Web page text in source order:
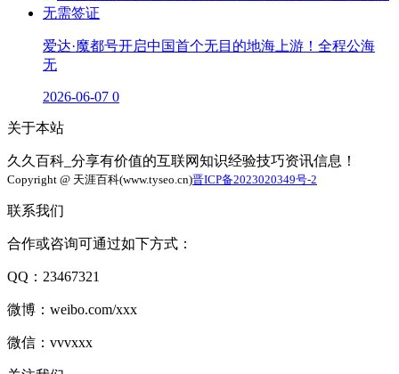
爱达·魔都号开启中国首个无目的地海上游！全程公海
无
2026-06-07 0
关于本站
久久百科_分享有价值的互联网知识经验技巧资讯信息！
Copyright @ 天涯百科(www.tyseo.cn)晋ICP备2023020349号-2
联系我们
合作或咨询可通过如下方式：
QQ：23467321
微博：weibo.com/xxx
微信：vvvxxx